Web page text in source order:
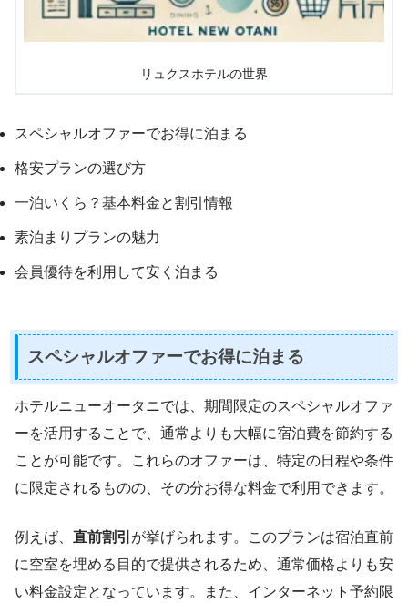
リュクスホテルの世界
スペシャルオファーでお得に泊まる
格安プランの選び方
一泊いくら？基本料金と割引情報
素泊まりプランの魅力
会員優待を利用して安く泊まる
スペシャルオファーでお得に泊まる
ホテルニューオータニでは、期間限定のスペシャルオファ
ーを活用することで、通常よりも大幅に宿泊費を節約する
ことが可能です。これらのオファーは、特定の日程や条件
に限定されるものの、その分お得な料金で利用できます。
例えば、 直前割引 が挙げられます。このプランは宿泊直前
に空室を埋める目的で提供されるため、通常価格よりも安
い料金設定となっています。また、インターネット予約限